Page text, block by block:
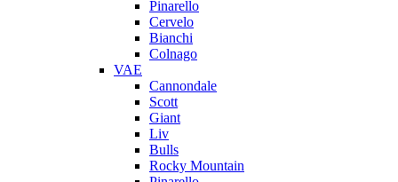
Pinarello
Cervelo
Bianchi
Colnago
VAE
Cannondale
Scott
Giant
Liv
Bulls
Rocky Mountain